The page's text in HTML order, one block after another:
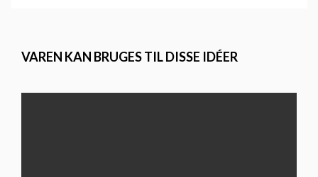
VAREN KAN BRUGES TIL DISSE IDÉER